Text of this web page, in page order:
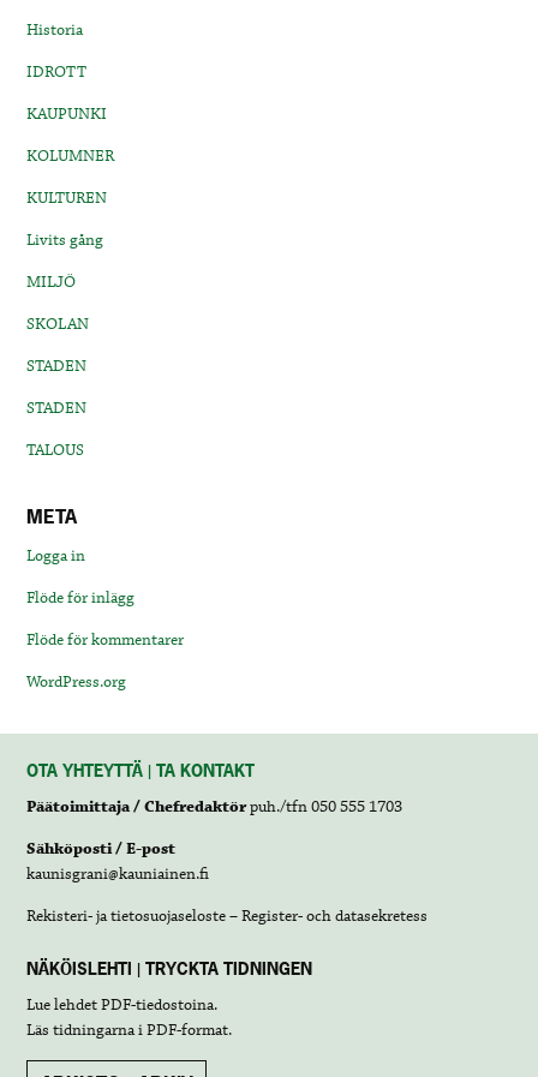
Historia
IDROTT
KAUPUNKI
KOLUMNER
KULTUREN
Livits gång
MILJÖ
SKOLAN
STADEN
STADEN
TALOUS
META
Logga in
Flöde för inlägg
Flöde för kommentarer
WordPress.org
OTA YHTEYTTÄ | TA KONTAKT
Päätoimittaja / Chefredaktörpuh./tfn 050 555 1703
Sähköposti / E-post
kaunisgrani@kauniainen.fi
Rekisteri- ja tietosuojaseloste – Register- och datasekretess
NÄKÖISLEHTI | TRYCKTA TIDNINGEN
Lue lehdetPDF-tiedostoina.
Läs tidningarna iPDF-format.